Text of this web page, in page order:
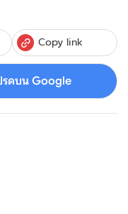
Copy link
รดบน Google